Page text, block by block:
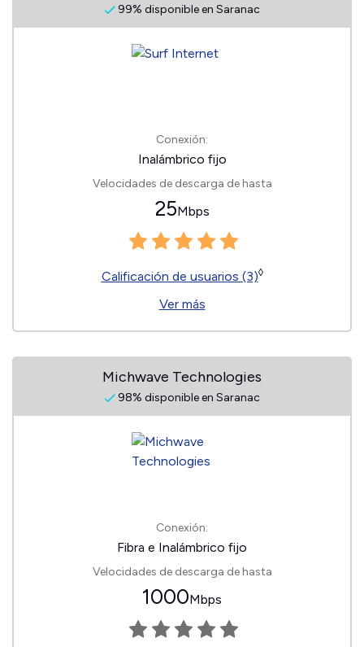
99% disponible en Saranac
Conexión:
Inalámbrico fijo
Velocidades de descarga de hasta
25Mbps
Calificación de usuarios (3)◊
Ver más
Michwave Technologies
98% disponible en Saranac
Conexión:
Fibra e Inalámbrico fijo
Velocidades de descarga de hasta
1000Mbps